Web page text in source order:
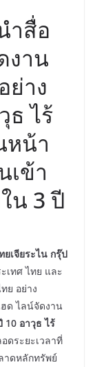
ำสื่อ
งาน
ย่าง
ธ ไร้
หน้า
เข้า
น 3 ปี
ยเจียระไน กรุ๊ป
เทศ ไทย และ
ย อย่าง
ด ไลน์จัดงาน
10 อาวุธ ไร้
ดระยะเวลาที่
าดหลักทรัพย์